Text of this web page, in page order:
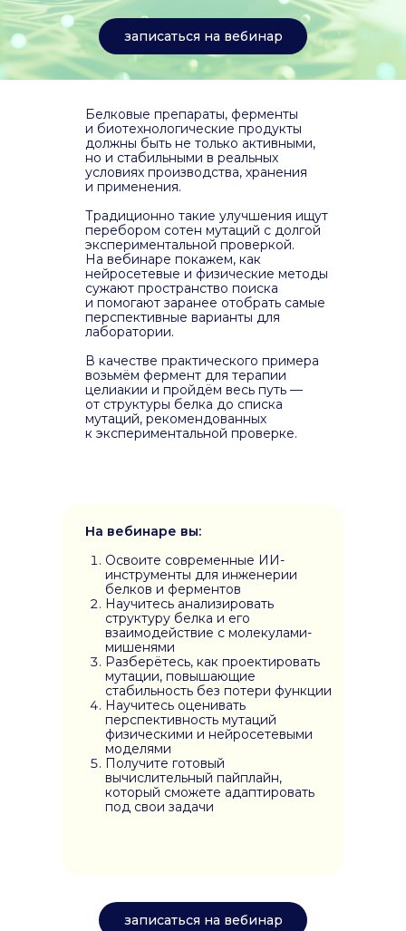
записаться на вебинар
записаться на вебинар
На вебинаре вы:
Освоите современные ИИ-
инструменты для инженерии
белков и ферментов
Научитесь анализировать
структуру белка и его
взаимодействие с молекулами-
мишенями
Разберётесь, как проектировать
мутации, повышающие
стабильность без потери функции
Научитесь оценивать
перспективность мутаций
физическими и нейросетевыми
моделями
Получите готовый
вычислительный пайплайн,
который сможете адаптировать
под свои задачи
Белковые препараты, ферменты
и биотехнологические продукты
должны быть не только активными,
но и стабильными в реальных
условиях производства, хранения
и применения.
Традиционно такие улучшения ищут
перебором сотен мутаций с долгой
экспериментальной проверкой.
На вебинаре покажем, как
нейросетевые и физические методы
сужают пространство поиска
и помогают заранее отобрать самые
перспективные варианты для
лаборатории.
В качестве практического примера
возьмём фермент для терапии
целиакии и пройдём весь путь —
от структуры белка до списка
мутаций, рекомендованных
к экспериментальной проверке.